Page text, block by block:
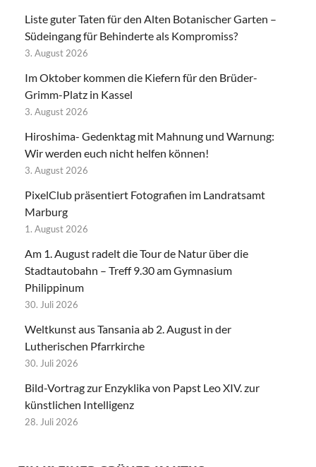
Liste guter Taten für den Alten Botanischer Garten –
Südeingang für Behinderte als Kompromiss?
3. August 2026
Im Oktober kommen die Kiefern für den Brüder-
Grimm-Platz in Kassel
3. August 2026
Hiroshima- Gedenktag mit Mahnung und Warnung:
Wir werden euch nicht helfen können!
3. August 2026
PixelClub präsentiert Fotografien im Landratsamt
Marburg
1. August 2026
Am 1. August radelt die Tour de Natur über die
Stadtautobahn – Treff 9.30 am Gymnasium
Philippinum
30. Juli 2026
Weltkunst aus Tansania ab 2. August in der
Lutherischen Pfarrkirche
30. Juli 2026
Bild-Vortrag zur Enzyklika von Papst Leo XIV. zur
künstlichen Intelligenz
28. Juli 2026